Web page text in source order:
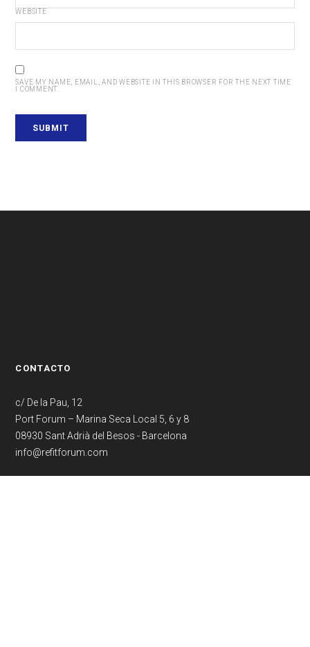
WEBSITE
SAVE MY NAME, EMAIL, AND WEBSITE IN THIS BROWSER FOR THE NEXT TIME
I COMMENT.
CONTACTO
c/ De la Pau, 12
Port Forum – Marina Seca Local 5, 6 y 8
08930 Sant Adrià del Besos - Barcelona
info@refitforum.com